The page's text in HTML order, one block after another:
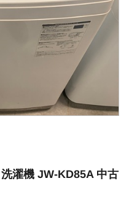
濯機 JW-KD85A 中古